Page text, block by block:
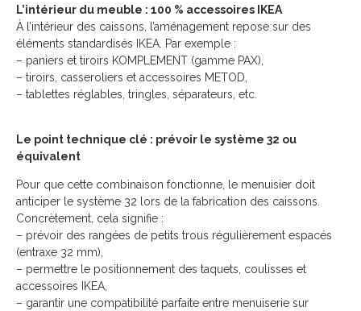
L’intérieur du meuble : 100 % accessoires IKEA
À l’intérieur des caissons, l’aménagement repose sur des
éléments standardisés IKEA. Par exemple :
– paniers et tiroirs KOMPLEMENT (gamme PAX),
– tiroirs, casseroliers et accessoires METOD,
– tablettes réglables, tringles, séparateurs, etc.
Le point technique clé : prévoir le système 32 ou
équivalent
Pour que cette combinaison fonctionne, le menuisier doit
anticiper le système 32 lors de la fabrication des caissons.
Concrètement, cela signifie :
– prévoir des rangées de petits trous régulièrement espacés
(entraxe 32 mm),
– permettre le positionnement des taquets, coulisses et
accessoires IKEA,
– garantir une compatibilité parfaite entre menuiserie sur